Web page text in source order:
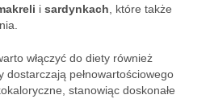
i sardynkach , które także
włączyć do diety również
dostarczają pełnowartościowego
stanowiąc doskonałe